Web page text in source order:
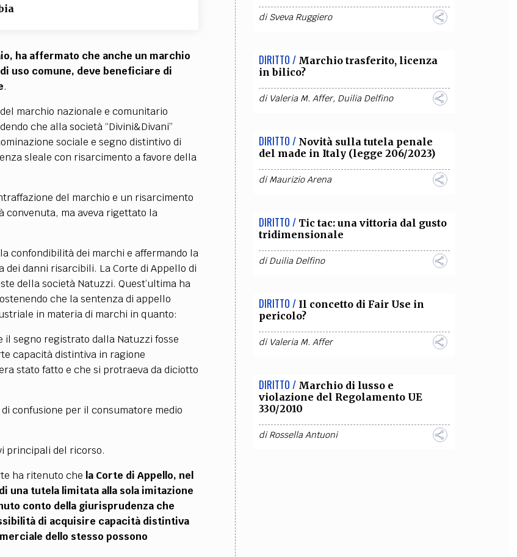
ha affermato che anche un marchio
uso comune, deve beneficiare di
.
marchio nazionale e comunitario
che alla società “Divini&Divani”
sociale e segno distintivo di
sleale con risarcimento a favore della
del marchio e un risarcimento
convenuta, ma aveva rigettato la
confondibilità dei marchi e affermando la
dei danni risarcibili. La Corte di Appello di
della società Natuzzi. Quest’ultima ha
che la sentenza di appello
in materia di marchi in quanto:
il segno registrato dalla Natuzzi fosse
capacità distintiva in ragione
stato fatto e che si protraeva da diciotto
confusione per il consumatore medio
principali del ricorso.
ha ritenuto che la Corte di Appello, nel
una tutela limitata alla sola imitazione
conto della giurisprudenza che
di acquisire capacità distintiva
dello stesso possono
diSveva Ruggiero
DIRITTO / Marchio trasferito, licenza
in bilico?
di Valeria M. Affer, Duilia Delfino
DIRITTO / Novità sulla tutela penale
del made in Italy (legge 206/2023)
diMaurizio Arena
DIRITTO / Tic tac: una vittoria dal gusto
tridimensionale
diDuilia Delfino
DIRITTO / Il concetto di Fair Use in
pericolo?
di Valeria M. Affer
DIRITTO / Marchio di lusso e
violazione del Regolamento UE
330/2010
diRossella Antuoni